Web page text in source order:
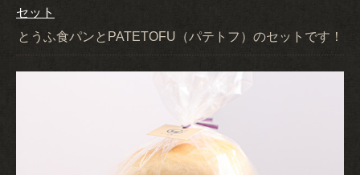
セット
とうふ食パンとPATETOFU（パテトフ）のセットです！